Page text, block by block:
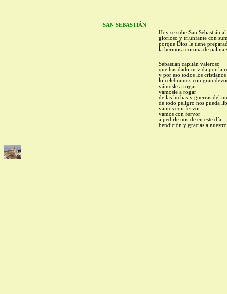
SAN SEBASTIÁN
Hoy se sube San Sebastián
glorioso y triunfante con
porque Dios le tiene
la hermosa corona de palma
Sebastián capitán valeroso
que has dado tu vida por la
y por eso todos los cristianos
lo celebramos con gran
vámosle a rogar
vámosle a rogar
de las luchas y guerras del
de todo peligro nos pueda
vamos con fervor
vamos con fervor
a pedirle nos de en este día
bendición y gracias a